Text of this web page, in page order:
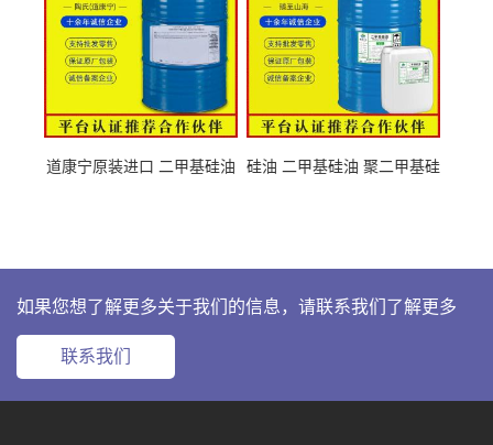
道康宁原装进口 二甲基硅油
硅油 二甲基硅油 聚二甲基硅
如果您想了解更多关于我们的信息，请联系我们了解更多
联系我们